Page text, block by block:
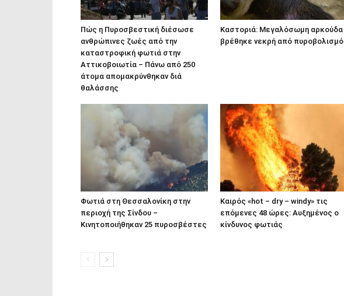
Πώς η Πυροσβεστική διέσωσε
ανθρώπινες ζωές από την
καταστροφική φωτιά στην
Αττικοβοιωτία – Πάνω από 250
άτομα απομακρύνθηκαν διά
θαλάσσης
Καστοριά: Μεγαλόσωμη αρκούδα
βρέθηκε νεκρή από πυροβολισμό
Φωτιά στη Θεσσαλονίκη στην
περιοχή της Σίνδου –
Κινητοποιήθηκαν 25 πυροσβέστες
Καιρός «hot – dry – windy» τις
επόμενες 48 ώρες: Αυξημένος ο
κίνδυνος φωτιάς